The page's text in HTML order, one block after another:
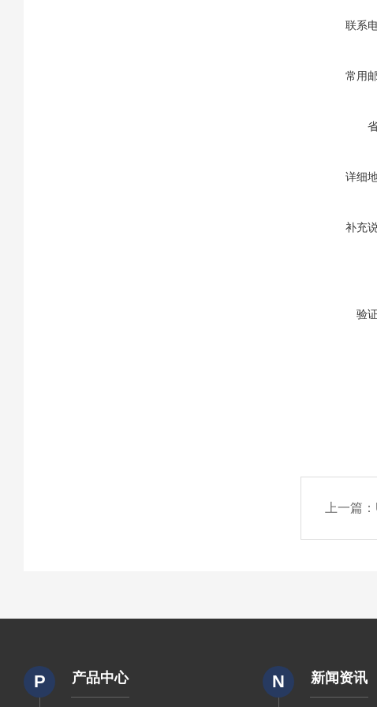
联系
常用
详细
补充
验
上一篇：
P 产品中心 N 新闻资讯